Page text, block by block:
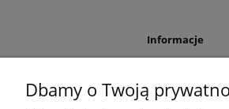
Informacje
Dbamy o Twoją